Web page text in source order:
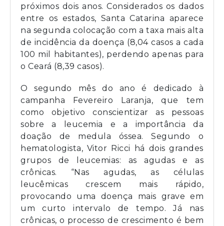
próximos dois anos. Considerados os dados
entre os estados, Santa Catarina aparece
na segunda colocação com a taxa mais alta
de incidência da doença (8,04 casos a cada
100 mil habitantes), perdendo apenas para
o Ceará (8,39 casos).
O segundo mês do ano é dedicado à
campanha Fevereiro Laranja, que tem
como objetivo conscientizar as pessoas
sobre a leucemia e a importância da
doação de medula óssea. Segundo o
hematologista, Vitor Ricci há dois grandes
grupos de leucemias: as agudas e as
crônicas. “Nas agudas, as células
leucêmicas crescem mais rápido,
provocando uma doença mais grave em
um curto intervalo de tempo. Já nas
crônicas, o processo de crescimento é bem